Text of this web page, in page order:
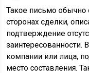
Такое письмо
сторонах сделки,
подтверждение
компании или лица,
место составления.